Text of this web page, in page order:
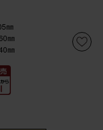
㎜
㎜
㎜